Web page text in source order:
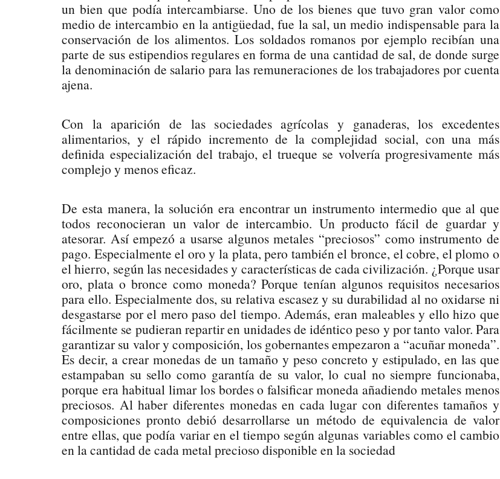
un bien que podía intercambiarse. Uno de los bienes que tuvo gran valor como
medio de intercambio en la antigüedad, fue la sal, un medio indispensable para la
conservación de los alimentos. Los soldados romanos por ejemplo recibían una
parte de sus estipendios regulares en forma de una cantidad de sal, de donde surge
la denominación de salario para las remuneraciones de los trabajadores por cuenta
ajena.
Con la aparición de las sociedades agrícolas y ganaderas, los excedentes
alimentarios, y el rápido incremento de la complejidad social, con una más
definida especialización del trabajo, el trueque se volvería progresivamente más
complejo y menos eficaz.
De esta manera, la solución era encontrar un instrumento intermedio que al que
todos reconocieran un valor de intercambio. Un producto fácil de guardar y
atesorar. Así empezó a usarse algunos metales “preciosos” como instrumento de
pago. Especialmente el oro y la plata, pero también el bronce, el cobre, el plomo o
el hierro, según las necesidades y características de cada civilización. ¿Porque usar
oro, plata o bronce como moneda? Porque tenían algunos requisitos necesarios
para ello. Especialmente dos, su relativa escasez y su durabilidad al no oxidarse ni
desgastarse por el mero paso del tiempo. Además, eran maleables y ello hizo que
fácilmente se pudieran repartir en unidades de idéntico peso y por tanto valor. Para
garantizar su valor y composición, los gobernantes empezaron a “acuñar moneda”.
Es decir, a crear monedas de un tamaño y peso concreto y estipulado, en las que
estampaban su sello como garantía de su valor, lo cual no siempre funcionaba,
porque era habitual limar los bordes o falsificar moneda añadiendo metales menos
preciosos. Al haber diferentes monedas en cada lugar con diferentes tamaños y
composiciones pronto debió desarrollarse un método de equivalencia de valor
entre ellas, que podía variar en el tiempo según algunas variables como el cambio
en la cantidad de cada metal precioso disponible en la sociedad